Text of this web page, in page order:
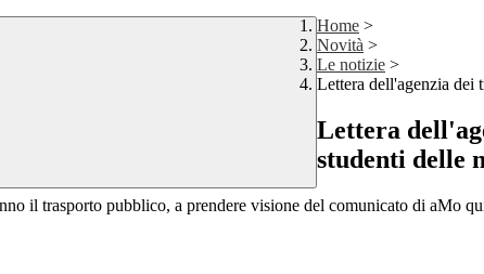
Home >
Novità >
Le notizie >
Lettera dell'agenzia dei
Lettera
studenti delle
il trasporto pubblico, a prendere visione del comunicato di aMo